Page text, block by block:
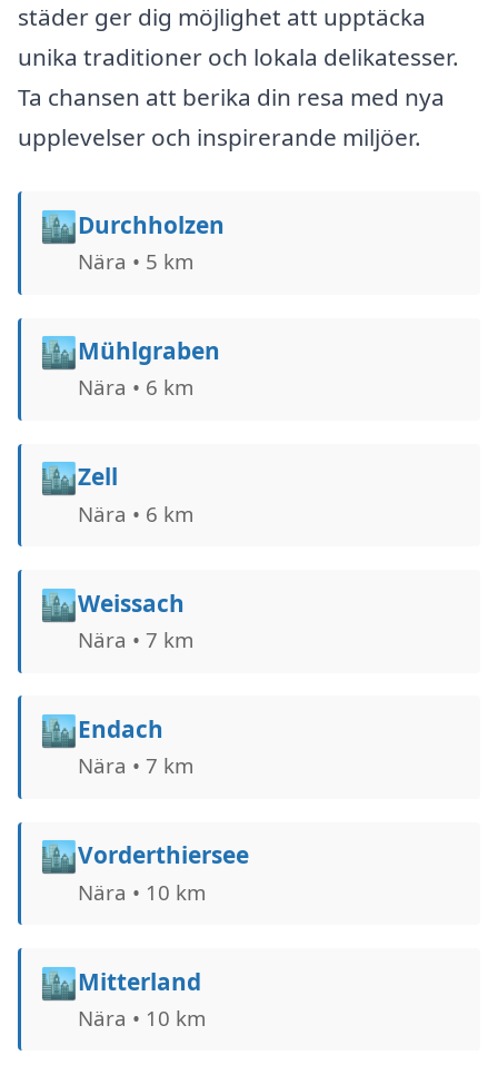
städer ger dig möjlighet att upptäcka
unika traditioner och lokala delikatesser.
Ta chansen att berika din resa med nya
upplevelser och inspirerande miljöer.
🏙️Durchholzen
Nära • 5 km
🏙️Mühlgraben
Nära • 6 km
🏙️Zell
Nära • 6 km
🏙️Weissach
Nära • 7 km
🏙️Endach
Nära • 7 km
🏙️Vorderthiersee
Nära • 10 km
🏙️Mitterland
Nära • 10 km